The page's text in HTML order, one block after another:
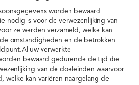
worden bewaard
nodig is voor de verwezenlijking van
ze werden verzameld, welke kan
omstandigheden en de betrokken
uw verwerkte
bewaard gedurende de tijd die
van de doeleinden waarvoor
welke kan variëren naargelang de